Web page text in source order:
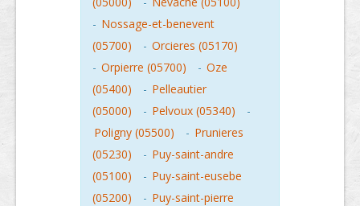
- Nossage-et-benevent
(05700)
- Orcieres (05170)
- Orpierre (05700) - Oze
(05400)
- Pelleautier
(05000)
- Pelvoux (05340)
-
Poligny (05500)
- Prunieres
(05230)
- Puy-saint-andre
(05100)
- Puy-saint-eusebe
(05200)
- Puy-saint-pierre